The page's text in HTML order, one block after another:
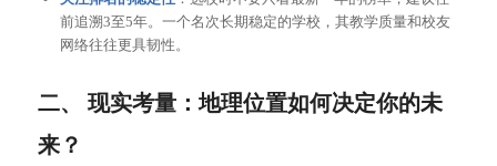
前追溯3至5年。一个名次长期稳定的学校，其教学质量和校友
网络往往更具韧性。
二、 现实考量：地理位置如何决定你的未
来？